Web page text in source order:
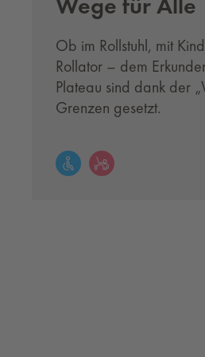
Ob im Rollstuhl, mit
Rollator – dem
Plateau sind dank der
Grenzen gesetzt.